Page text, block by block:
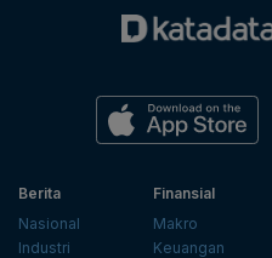
Berita
Nasional
Industri
Finansial
Makro
Keuangan